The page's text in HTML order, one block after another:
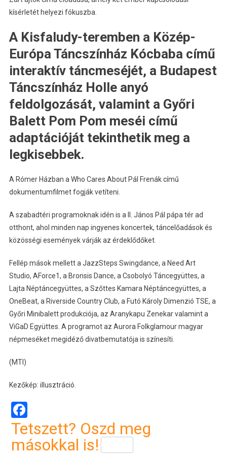
kísérletét helyezi fókuszba.
A Kisfaludy-teremben a Közép-
Európa Táncszínház Kócbaba című
interaktív táncmeséjét, a Budapest
Táncszínház Holle anyó
feldolgozását, valamint a Győri
Balett Pom Pom meséi című
adaptációját tekinthetik meg a
legkisebbek.
A Rómer Házban a Who Cares About Pál Frenák című
dokumentumfilmet fogják vetíteni.
A szabadtéri programoknak idén is a II. János Pál pápa tér ad
otthont, ahol minden nap ingyenes koncertek, táncelőadások és
közösségi események várják az érdeklődőket.
Fellép mások mellett a JazzSteps Swingdance, a Need Art
Studio, AForce1, a Bronsis Dance, a Csobolyó Táncegyüttes, a
Lajta Néptáncegyüttes, a Szőttes Kamara Néptáncegyüttes, a
OneBeat, a Riverside Country Club, a Futó Károly Dimenzió TSE, a
Győri Minibalett produkciója, az Aranykapu Zenekar valamint a
ViGaD Együttes. A programot az Aurora Folkglamour magyar
népmeséket megidéző divatbemutatója is színesíti.
(MTI)
Kezőkép: illusztráció.
Facebook
Tetszett? Oszd meg
másokkal is!